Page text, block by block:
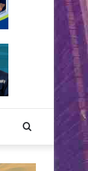
Keresés: